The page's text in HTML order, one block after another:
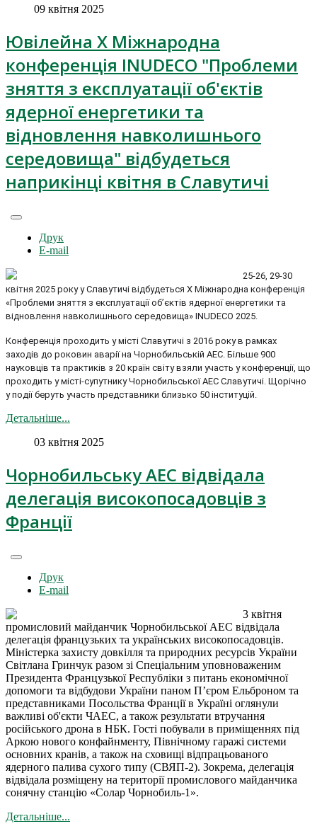
09 квітня 2025
Ювілейна X Міжнародна
конференція INUDECO "Проблеми
зняття з експлуатації об'єктів
ядерної енергетики та
відновлення навколишнього
середовища" відбудеться
наприкінці квітня в Славутичі
Друк
E-mail
25-26, 29-30
квітня 2025 року у Славутичі відбудеться X Міжнародна конференція
«Проблеми зняття з експлуатації об’єктів ядерної енергетики та
відновлення навколишнього середовища» INUDECO 2025.
Конференція проходить у місті Славутичі з 2016 року в рамках
заходів до роковин аварії на Чорнобильській АЕС. Більше 900
науковців та практиків з 20 країн світу взяли участь у конференції, що
проходить у місті-супутнику Чорнобильської АЕС Славутичі. Щорічно
у події беруть участь представники близько 50 інституцій.
Детальніше...
03 квітня 2025
Чорнобильську АЕС відвідала
делегація високопосадовців з
Франції
Друк
E-mail
3 квітня
промисловий майданчик Чорнобильської АЕС відвідала
делегація французьких та українських високопосадовців.
Міністерка захисту довкілля та природних ресурсів України
Світлана Гринчук разом зі Спеціальним уповноваженим
Президента Французької Республіки з питань економічної
допомоги та відбудови України паном П’єром Ельброном та
представниками Посольства Франції в Україні оглянули
важливі об'єкти ЧАЕС, а також результати втручання
російського дрона в НБК. Гості побували в приміщеннях під
Аркою нового конфайнменту, Північному гаражі системи
основних кранів, а також на сховищі відпрацьованого
ядерного палива сухого типу (СВЯП-2). Зокрема, делегація
відвідала розміщену на території промислового майданчика
сонячну станцію «Солар Чорнобиль-1».
Детальніше...